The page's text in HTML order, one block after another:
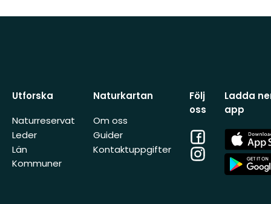
Utforska
Naturreservat
Leder
Län
Kommuner
Naturkartan
Om oss
Guider
Kontaktuppgifter
Följ
oss
Facebook
Instagram
Ladda
app
App
Store
App
Store